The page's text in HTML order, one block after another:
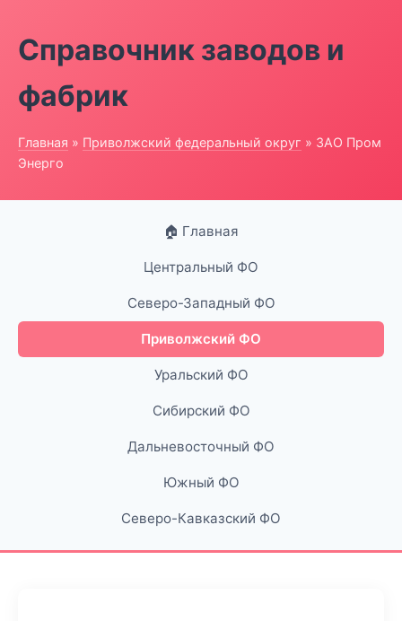
Справочник заводов и
фабрик
Главная » Приволжский федеральный округ » ЗАО Пром
Энерго
🏠 Главная
Центральный ФО
Северо-Западный ФО
Приволжский ФО
Уральский ФО
Сибирский ФО
Дальневосточный ФО
Южный ФО
Северо-Кавказский ФО